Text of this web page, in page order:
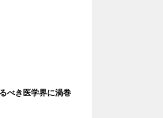
べき医学界に渦巻